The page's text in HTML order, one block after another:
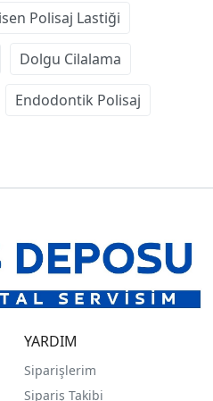
Polisaj Lastiği
Dolgu Cilalama
Endodontik Polisaj
YARDIM
Siparişlerim
Sipariş Takibi